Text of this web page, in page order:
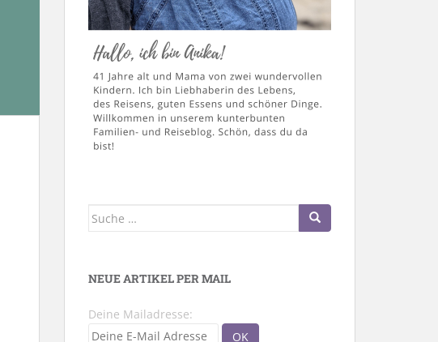
Suche
NEUE ARTIKEL PER MAIL
Deine Mailadresse: